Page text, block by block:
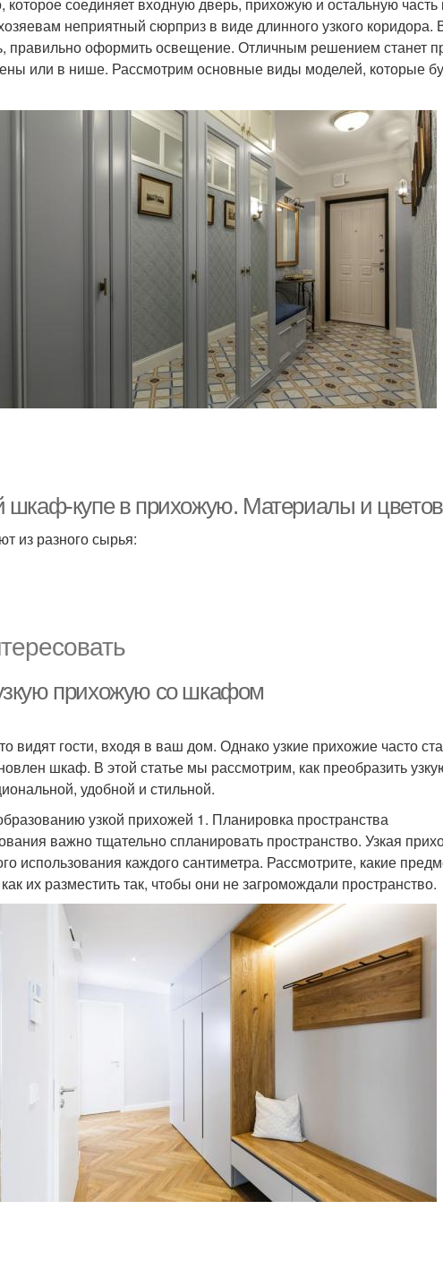
неприятный сюрприз в виде длинного узкого
правильно оформить освещение. Отличным решением станет
или в нише. Рассмотрим основные виды моделей, которые
шкаф-купе в прихожую. Материалы и
из разного сырья:
прихожую со шкафом
видят гости, входя в ваш дом. Однако узкие прихожие часто
шкаф. В этой статье мы рассмотрим, как преобразить
удобной и стильной.
узкой прихожей 1. Планировка пространства
важно тщательно спланировать пространство. Узкая
использования каждого сантиметра. Рассмотрите, какие
их разместить так, чтобы они не загромождали пространство.